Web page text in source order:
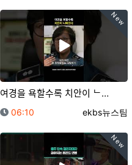
New
여경을 욕할수록 치안이 ᄂ…
등록일
06:10 등록자
ekbs뉴스팀
New